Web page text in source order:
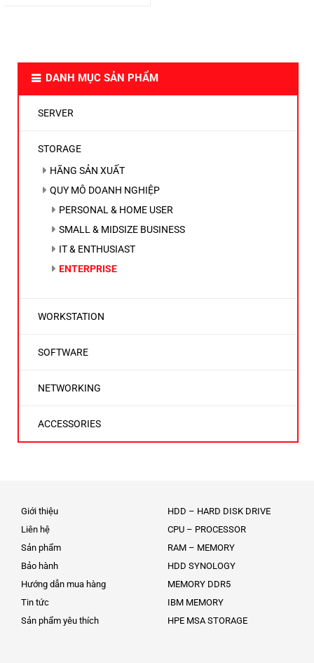
DANH MỤC SẢN PHẨM
SERVER
STORAGE
HÃNG SẢN XUẤT
QUY MÔ DOANH NGHIỆP
PERSONAL & HOME USER
SMALL & MIDSIZE BUSINESS
IT & ENTHUSIAST
ENTERPRISE
WORKSTATION
SOFTWARE
NETWORKING
ACCESSORIES
Giới thiệu
Liên hệ
Sản phẩm
Bảo hành
Hướng dẫn mua hàng
Tin tức
Sản phẩm yêu thích
HDD – HARD DISK DRIVE
CPU – PROCESSOR
RAM – MEMORY
HDD SYNOLOGY
MEMORY DDR5
IBM MEMORY
HPE MSA STORAGE